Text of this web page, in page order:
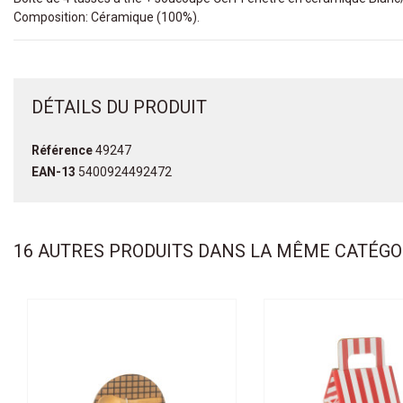
Composition: Céramique (100%).
DÉTAILS DU PRODUIT
Référence49247
EAN-13 5400924492472
16 AUTRES PRODUITS DANS LA MÊME